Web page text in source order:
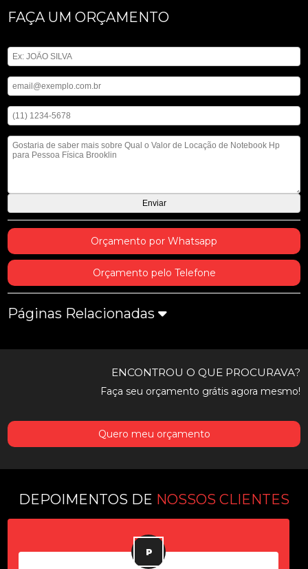
FAÇA UM ORÇAMENTO
Orçamento por Whatsapp
Orçamento pelo Telefone
Páginas Relacionadas
ENCONTROU O QUE PROCURAVA?
Faça seu orçamento grátis agora mesmo!
Quero meu orçamento
DEPOIMENTOS DE NOSSOS CLIENTES